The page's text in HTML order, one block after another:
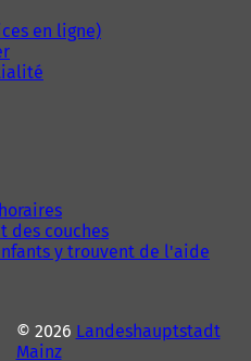
en ligne)
des couches
y trouvent de l'aide
© 2026 Landeshauptstadt
Mainz